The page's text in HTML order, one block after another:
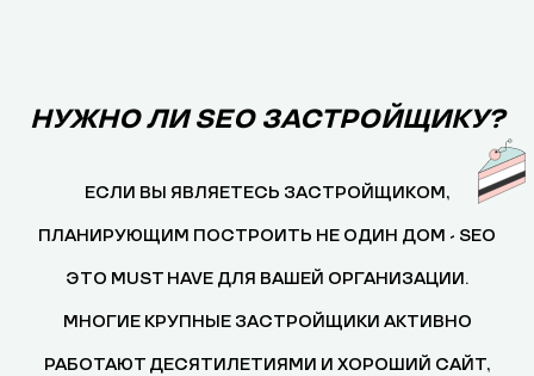
НУЖНО ЛИ SEO ЗАСТРОЙЩИКУ?
ЕСЛИ ВЫ ЯВЛЯЕТЕСЬ ЗАСТРОЙЩИКОМ,
ПЛАНИРУЮЩИМ ПОСТРОИТЬ НЕ ОДИН ДОМ - SEO
ЭТО MUST HAVE ДЛЯ ВАШЕЙ ОРГАНИЗАЦИИ.
МНОГИЕ КРУПНЫЕ ЗАСТРОЙЩИКИ АКТИВНО
РАБОТАЮТ ДЕСЯТИЛЕТИЯМИ И ХОРОШИЙ САЙТ,